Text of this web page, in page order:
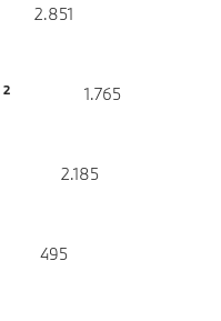
2.851
2 1.765
2.185
495